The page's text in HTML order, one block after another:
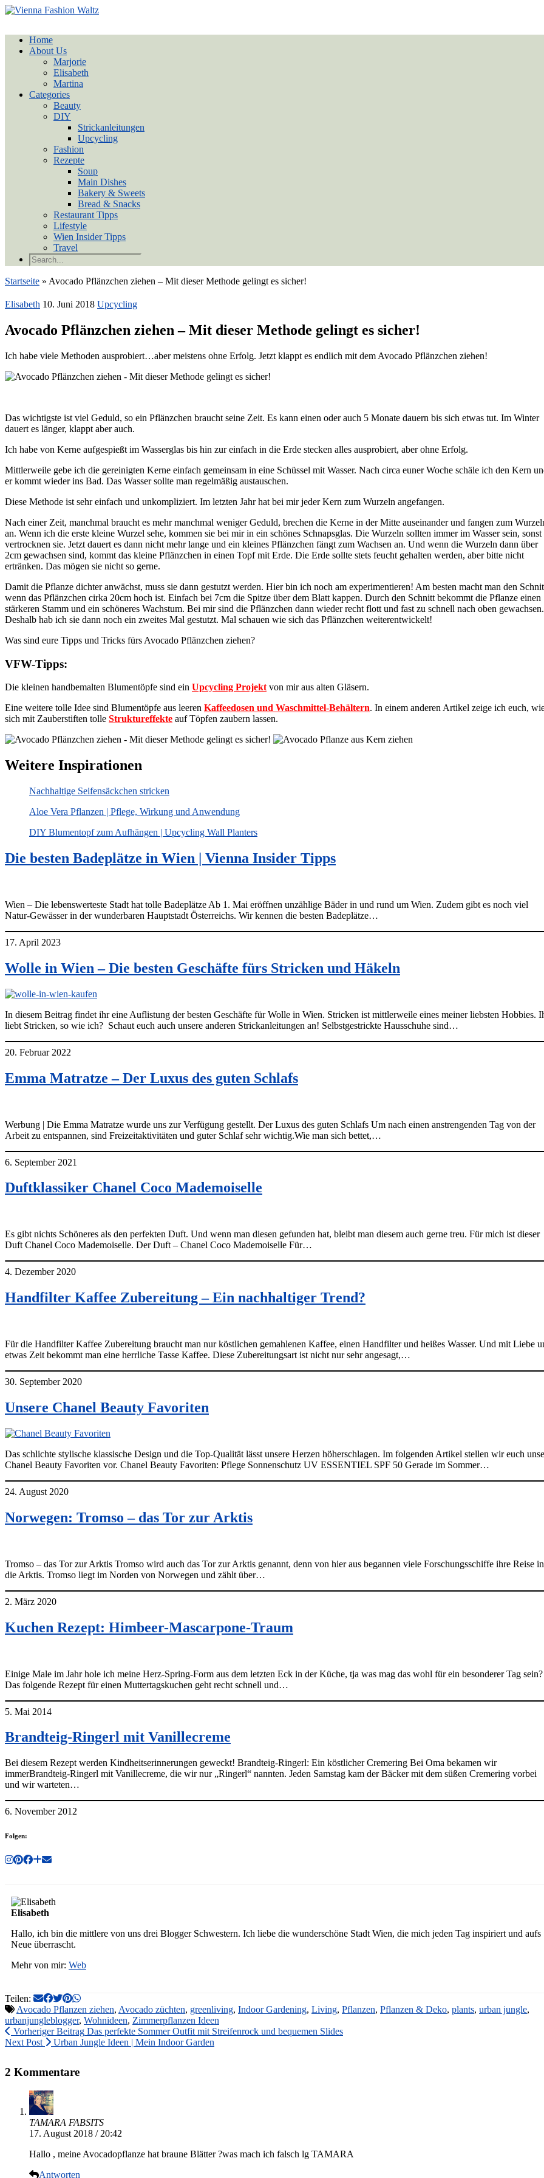
Home
About Us
Marjorie
Elisabeth
Martina
Categories
Beauty
DIY
Strickanleitungen
Upcycling
Fashion
Rezepte
Soup
Main Dishes
Bakery & Sweets
Bread & Snacks
Restaurant Tipps
Lifestyle
Wien Insider Tipps
Travel
Startseite » Avocado Pflänzchen ziehen – Mit dieser Methode gelingt es sicher!
Elisabeth 10. Juni 2018 Upcycling
Avocado Pflänzchen ziehen – Mit dieser Methode gelingt es sicher!
Ich habe viele Methoden ausprobiert…aber meistens ohne Erfolg. Jetzt klappt es endlich mit dem Avocado Pflänzchen ziehen!
Das wichtigste ist viel Geduld, so ein Pflänzchen braucht seine Zeit. Es kann einen oder auch 5 Monate dauern bis sich etwas tut. Im Winter
dauert es länger, klappt aber auch.
Ich habe von Kerne aufgespießt im Wasserglas bis hin zur einfach in die Erde stecken alles ausprobiert, aber ohne Erfolg.
Mittlerweile gebe ich die gereinigten Kerne einfach gemeinsam in eine Schüssel mit Wasser. Nach circa euner Woche schäle ich den Kern
er kommt wieder ins Bad. Das Wasser sollte man regelmäßig austauschen.
Diese Methode ist sehr einfach und unkompliziert. Im letzten Jahr hat bei mir jeder Kern zum Wurzeln angefangen.
Nach einer Zeit, manchmal braucht es mehr manchmal weniger Geduld, brechen die Kerne in der Mitte auseinander und fangen zum
an. Wenn ich die erste kleine Wurzel sehe, kommen sie bei mir in ein schönes Schnapsglas. Die Wurzeln sollten immer im Wasser sein, sonst
vertrocknen sie. Jetzt dauert es dann nicht mehr lange und ein kleines Pflänzchen fängt zum Wachsen an. Und wenn die Wurzeln dann über
2cm gewachsen sind, kommt das kleine Pflänzchen in einen Topf mit Erde. Die Erde sollte stets feucht gehalten werden, aber bitte nicht
ertränken. Das mögen sie nicht so gerne.
Damit die Pflanze dichter anwächst, muss sie dann gestutzt werden. Hier bin ich noch am experimentieren! Am besten macht man den
wenn das Pflänzchen cirka 20cm hoch ist. Einfach bei 7cm die Spitze über dem Blatt kappen. Durch den Schnitt bekommt die Pflanze einen
stärkeren Stamm und ein schöneres Wachstum. Bei mir sind die Pflänzchen dann wieder recht flott und fast zu schnell nach oben gewachsen.
Deshalb hab ich sie dann noch ein zweites Mal gestutzt. Mal schauen wie sich das Pflänzchen weiterentwickelt!
Was sind eure Tipps und Tricks fürs Avocado Pflänzchen ziehen?
VFW-Tipps:
Die kleinen handbemalten Blumentöpfe sind ein Upcycling Projekt von mir aus alten Gläsern.
Eine weitere tolle Idee sind Blumentöpfe aus leeren Kaffeedosen und Waschmittel-Behältern. In einem anderen Artikel zeige ich euch,
sich mit Zauberstiften tolle Struktureffekte auf Töpfen zaubern lassen.
Weitere Inspirationen
Nachhaltige Seifensäckchen stricken
Aloe Vera Pflanzen | Pflege, Wirkung und Anwendung
DIY Blumentopf zum Aufhängen | Upcycling Wall Planters
Die besten Badeplätze in Wien | Vienna Insider Tipps
Wien – Die lebenswerteste Stadt hat tolle Badeplätze Ab 1. Mai eröffnen unzählige Bäder in und rund um Wien. Zudem gibt es noch viel
Natur-Gewässer in der wunderbaren Hauptstadt Österreichs. Wir kennen die besten Badeplätze…
17. April 2023
Wolle in Wien – Die besten Geschäfte fürs Stricken und Häkeln
In diesem Beitrag findet ihr eine Auflistung der besten Geschäfte für Wolle in Wien. Stricken ist mittlerweile eines meiner liebsten Hobbies.
liebt Stricken, so wie ich? Schaut euch auch unsere anderen Strickanleitungen an! Selbstgestrickte Hausschuhe sind…
20. Februar 2022
Emma Matratze – Der Luxus des guten Schlafs
Werbung | Die Emma Matratze wurde uns zur Verfügung gestellt. Der Luxus des guten Schlafs Um nach einen anstrengenden Tag von der
Arbeit zu entspannen, sind Freizeitaktivitäten und guter Schlaf sehr wichtig.Wie man sich bettet,…
6. September 2021
Duftklassiker Chanel Coco Mademoiselle
Es gibt nichts Schöneres als den perfekten Duft. Und wenn man diesen gefunden hat, bleibt man diesem auch gerne treu. Für mich ist dieser
Duft Chanel Coco Mademoiselle. Der Duft – Chanel Coco Mademoiselle Für…
4. Dezember 2020
Handfilter Kaffee Zubereitung – Ein nachhaltiger Trend?
Für die Handfilter Kaffee Zubereitung braucht man nur köstlichen gemahlenen Kaffee, einen Handfilter und heißes Wasser. Und mit Liebe
etwas Zeit bekommt man eine herrliche Tasse Kaffee. Diese Zubereitungsart ist nicht nur sehr angesagt,…
30. September 2020
Unsere Chanel Beauty Favoriten
Das schlichte stylische klassische Design und die Top-Qualität lässt unsere Herzen höherschlagen. Im folgenden Artikel stellen wir euch
Chanel Beauty Favoriten vor. Chanel Beauty Favoriten: Pflege Sonnenschutz UV ESSENTIEL SPF 50 Gerade im Sommer…
24. August 2020
Norwegen: Tromso – das Tor zur Arktis
Tromso – das Tor zur Arktis Tromso wird auch das Tor zur Arktis genannt, denn von hier aus begannen viele Forschungsschiffe ihre Reise in
die Arktis. Tromso liegt im Norden von Norwegen und zählt über…
2. März 2020
Kuchen Rezept: Himbeer-Mascarpone-Traum
Einige Male im Jahr hole ich meine Herz-Spring-Form aus dem letzten Eck in der Küche, tja was mag das wohl für ein besonderer Tag sein?
Das folgende Rezept für einen Muttertagskuchen geht recht schnell und…
5. Mai 2014
Brandteig-Ringerl mit Vanillecreme
Bei diesem Rezept werden Kindheitserinnerungen geweckt! Brandteig-Ringerl: Ein köstlicher Cremering Bei Oma bekamen wir
immerBrandteig-Ringerl mit Vanillecreme, die wir nur „Ringerl“ nannten. Jeden Samstag kam der Bäcker mit dem süßen Cremering vorbei
und wir warteten…
6. November 2012
Folgen:
Elisabeth
Hallo, ich bin die mittlere von uns drei Blogger Schwestern. Ich liebe die wunderschöne Stadt Wien, die mich jeden Tag inspiriert und aufs
Neue überrascht.
Mehr von mir: Web
Teilen:
Avocado Pflanzen ziehen, Avocado züchten, greenliving, Indoor Gardening, Living, Pflanzen, Pflanzen & Deko, plants, urban jungle,
urbanjungleblogger, Wohnideen, Zimmerpflanzen Ideen
Vorheriger Beitrag Das perfekte Sommer Outfit mit Streifenrock und bequemen Slides
Next Post
Urban Jungle Ideen | Mein Indoor Garden
2 Kommentare
TAMARA FABSITS
17. August 2018 / 20:42
Hallo , meine Avocadopflanze hat braune Blätter ?was mach ich falsch lg TAMARA
Antworten